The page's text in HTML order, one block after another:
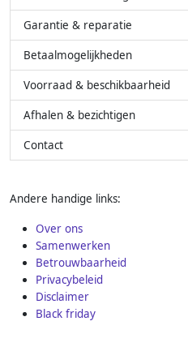
Garantie & reparatie
Betaalmogelijkheden
Voorraad & beschikbaarheid
Afhalen & bezichtigen
Contact
Andere handige links:
Over ons
Samenwerken
Betrouwbaarheid
Privacybeleid
Disclaimer
Black friday